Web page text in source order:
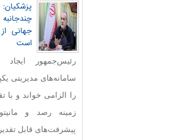
جهانی
است
رئیس‌جمهور
سامانه‌های مدیریتی
را الزامی خواند و با
زمینه رصد و
پیشرفت‌های قابل‌